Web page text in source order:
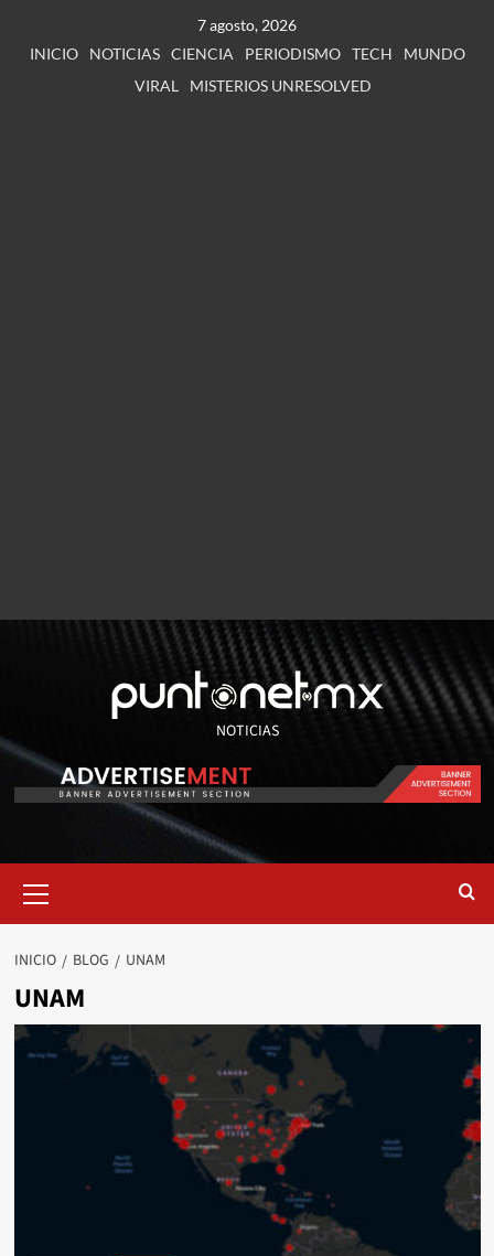
7 agosto, 2026
INICIO
NOTICIAS CIENCIA PERIODISMO TECH
MUNDO
VIRAL
MISTERIOS UNRESOLVED
NOTICIAS
INICIO BLOG UNAM
UNAM